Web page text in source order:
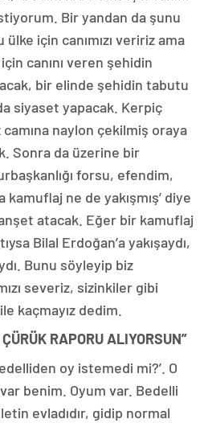
Bir yandan da şunu
için canımızı veririz ama
canını veren şehidin
bir elinde şehidin tabutu
siyaset yapacak. Kerpiç
naylon çekilmiş oraya
Sonra da üzerine bir
forsu, efendim,
kamuflaj ne de yakışmış’ diye
atacak. Eğer bir kamuflaj
Bilal Erdoğan’a yakışaydı,
Bunu söyleyip biz
severiz, sizinkiler gibi
kaçmayız dedim.
RAPORU ALIYORSUN”
oy istemedi mi?’. O
benim. Oyum var. Bedelli
evladıdır, gidip normal